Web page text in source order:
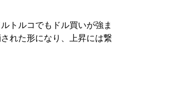
トルコでもドル買いが強ま
れた形になり、上昇には繋